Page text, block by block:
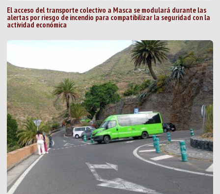
El acceso del transporte colectivo a Masca se modulará durante las
alertas por riesgo de incendio para compatibilizar la seguridad con la
actividad económica